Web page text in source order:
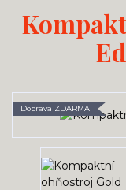
Doprava ZDARMA